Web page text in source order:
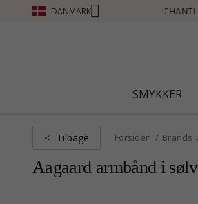
DANMARK
- OPTJEN POINT SE MERE - KLIK HER
SMYKKER
< Tilbage Forsiden Brands
Aagaard armbånd i sølv